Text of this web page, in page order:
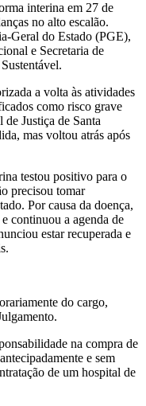
interina em 27 de
no alto escalão.
Geral do Estado (PGE),
e Secretaria de
a volta às atividades
como risco grave
Justiça de Santa
mas voltou atrás após
testou positivo para o
precisou tomar
Por causa da doença,
continuou a agenda de
estar recuperada e
do cargo,
na compra de
e sem
de um hospital de